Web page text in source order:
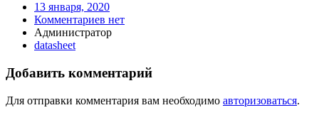
13 января, 2020
Комментариев нет
Администратор
datasheet
Добавить комментарий
Для отправки комментария вам необходимо авторизоваться.